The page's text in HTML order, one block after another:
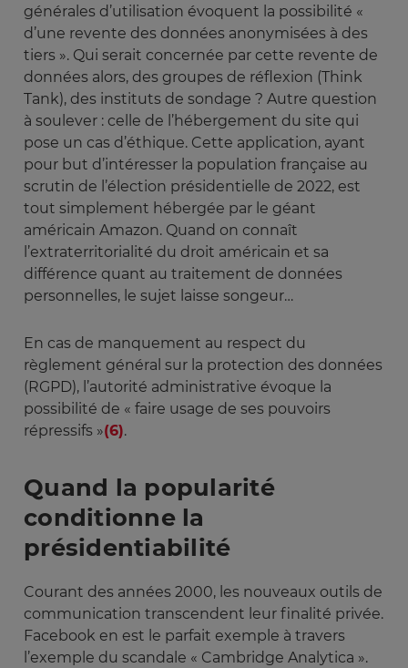
générales d’utilisation évoquent la possibilité «
d’une revente des données anonymisées à des
tiers ». Qui serait concernée par cette revente de
données alors, des groupes de réflexion (Think
Tank), des instituts de sondage ? Autre question
à soulever : celle de l’hébergement du site qui
pose un cas d’éthique. Cette application, ayant
pour but d’intéresser la population française au
scrutin de l’élection présidentielle de 2022, est
tout simplement hébergée par le géant
américain Amazon. Quand on connaît
l’extraterritorialité du droit américain et sa
différence quant au traitement de données
personnelles, le sujet laisse songeur…
En cas de manquement au respect du
règlement général sur la protection des données
(RGPD), l’autorité administrative évoque la
possibilité de « faire usage de ses pouvoirs
répressifs »(6).
Quand la popularité
conditionne la
présidentiabilité
Courant des années 2000, les nouveaux outils de
communication transcendent leur finalité privée.
Facebook en est le parfait exemple à travers
l’exemple du scandale « Cambridge Analytica ».